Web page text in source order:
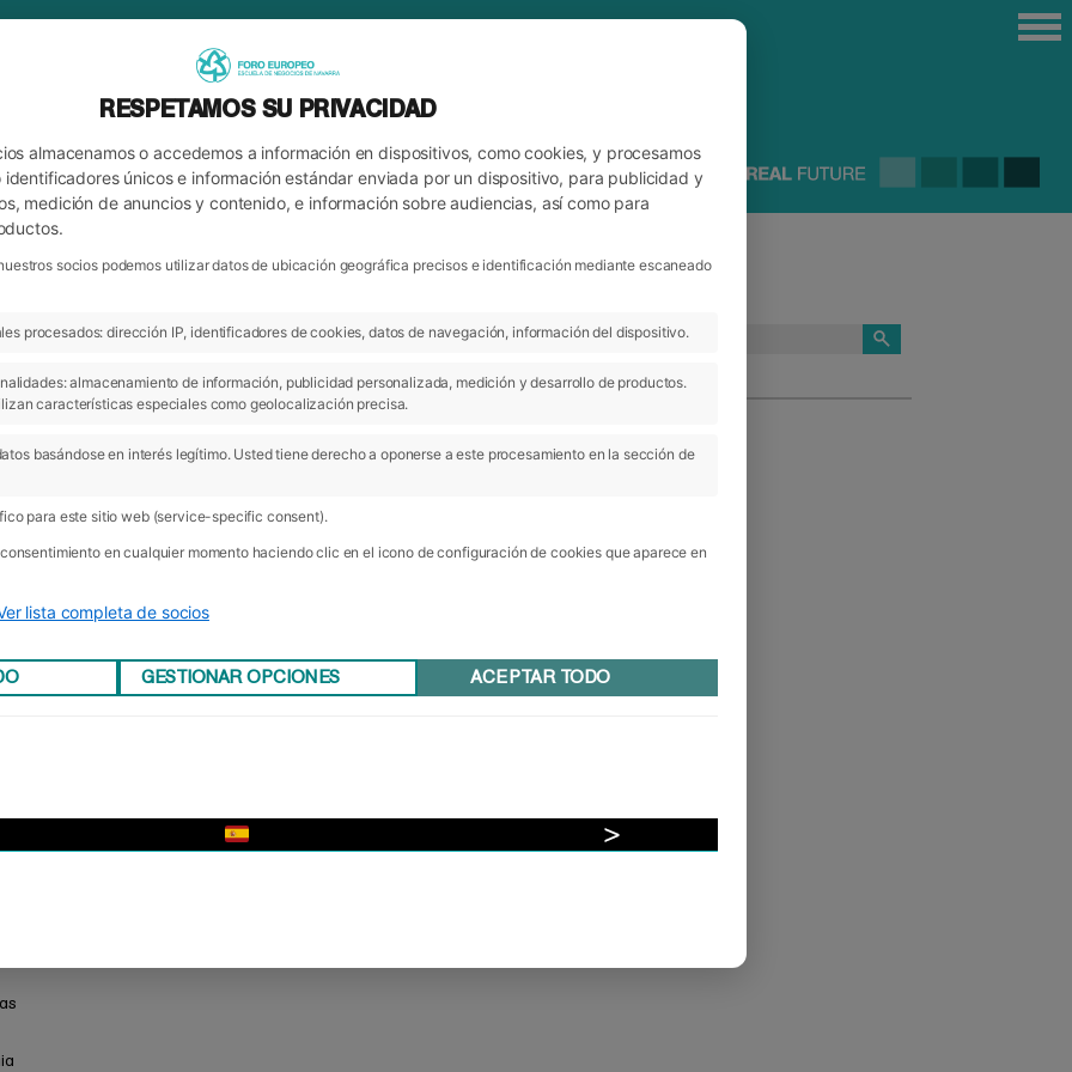
ARCHIVO CATEGORÍAS
RESPETAMOS SU PRIVACIDAD
almacenamos o accedemos a información en dispositivos, como cookies, y procesamos
únicos e información estándar enviada por un dispositivo, para publicidad y
medición de anuncios y contenido, e información sobre audiencias, así como para
socios podemos utilizar datos de ubicación geográfica precisos e identificación mediante escaneado
procesados: dirección IP, identificadores de cookies, datos de navegación, información del dispositivo.
almacenamiento de información, publicidad personalizada, medición y desarrollo de productos.
características especiales como geolocalización precisa.
basándose en interés legítimo. Usted tiene derecho a oponerse a este procesamiento en la sección de
para este sitio web (service-specific consent).
en cualquier momento haciendo clic en el icono de configuración de cookies que aparece en
lista completa de socios
GESTIONAR OPCIONES ACEPTAR TODO